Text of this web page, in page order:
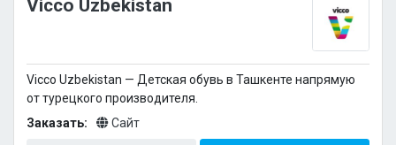
Vicco Uzbekistan
Vicco Uzbekistan — Детская обувь в Ташкенте напрямую
от турецкого производителя.
Заказать:
Сайт